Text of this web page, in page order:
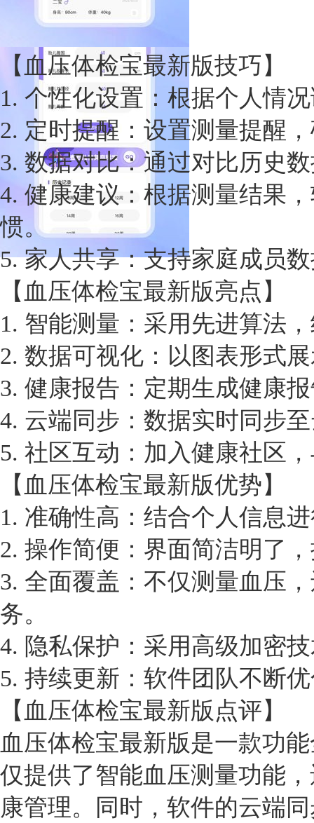
【血压体检宝最新版技巧】
1. 个性化设置：根据个人情
2. 定时提醒：设置测量提醒
3. 数据对比：通过对比历史
4. 健康建议：根据测量结果
惯。
5. 家人共享：支持家庭成员
【血压体检宝最新版亮点】
1. 智能测量：采用先进算法
2. 数据可视化：以图表形式
3. 健康报告：定期生成健康
4. 云端同步：数据实时同步
5. 社区互动：加入健康社区
【血压体检宝最新版优势】
1. 准确性高：结合个人信息
2. 操作简便：界面简洁明了
3. 全面覆盖：不仅测量血压
务。
4. 隐私保护：采用高级加密
5. 持续更新：软件团队不断
【血压体检宝最新版点评】
血压体检宝最新版是一款功
仅提供了智能血压测量功能
康管理。同时，软件的云端